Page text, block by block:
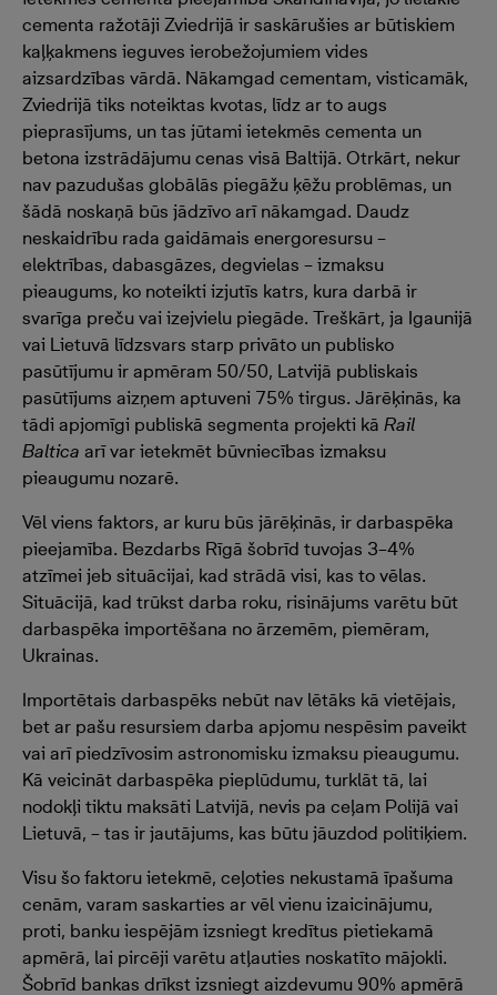
cementa ražotāji Zviedrijā ir saskārušies ar būtiskiem
kaļķakmens ieguves ierobežojumiem vides
aizsardzības vārdā. Nākamgad cementam, visticamāk,
Zviedrijā tiks noteiktas kvotas, līdz ar to augs
pieprasījums, un tas jūtami ietekmēs cementa un
betona izstrādājumu cenas visā Baltijā. Otrkārt, nekur
nav pazudušas globālās piegāžu ķēžu problēmas, un
šādā noskaņā būs jādzīvo arī nākamgad. Daudz
neskaidrību rada gaidāmais energoresursu –
elektrības, dabasgāzes, degvielas – izmaksu
pieaugums, ko noteikti izjutīs katrs, kura darbā ir
svarīga preču vai izejvielu piegāde. Treškārt, ja Igaunijā
vai Lietuvā līdzsvars starp privāto un publisko
pasūtījumu ir apmēram 50/50, Latvijā publiskais
pasūtījums aizņem aptuveni 75% tirgus. Jārēķinās, ka
tādi apjomīgi publiskā segmenta projekti kā Rail
Baltica arī var ietekmēt būvniecības izmaksu
pieaugumu nozarē.
Vēl viens faktors, ar kuru būs jārēķinās, ir darbaspēka
pieejamība. Bezdarbs Rīgā šobrīd tuvojas 3–4%
atzīmei jeb situācijai, kad strādā visi, kas to vēlas.
Situācijā, kad trūkst darba roku, risinājums varētu būt
darbaspēka importēšana no ārzemēm, piemēram,
Ukrainas.
Importētais darbaspēks nebūt nav lētāks kā vietējais,
bet ar pašu resursiem darba apjomu nespēsim paveikt
vai arī piedzīvosim astronomisku izmaksu pieaugumu.
Kā veicināt darbaspēka pieplūdumu, turklāt tā, lai
nodokļi tiktu maksāti Latvijā, nevis pa ceļam Polijā vai
Lietuvā, – tas ir jautājums, kas būtu jāuzdod politiķiem.
Visu šo faktoru ietekmē, ceļoties nekustamā īpašuma
cenām, varam saskarties ar vēl vienu izaicinājumu,
proti, banku iespējām izsniegt kredītus pietiekamā
apmērā, lai pircēji varētu atļauties noskatīto mājokli.
Šobrīd bankas drīkst izsniegt aizdevumu 90% apmērā